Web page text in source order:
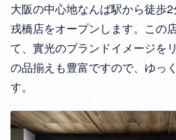
大阪の中心地なんば駅から徒歩
戎橋店をオープンします。この
て、實光のブランドイメージを
の品揃えも豊富ですので、ゆっ
す。